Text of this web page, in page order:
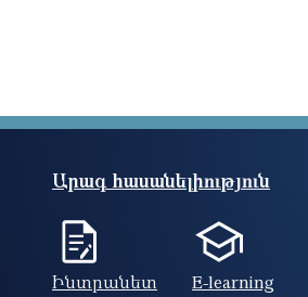
Արագ հասանելիություն
Ինտրանետ E-learning